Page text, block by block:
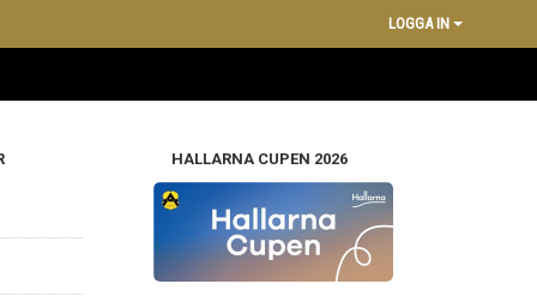
LOGGA IN
HALLARNA CUPEN 2026